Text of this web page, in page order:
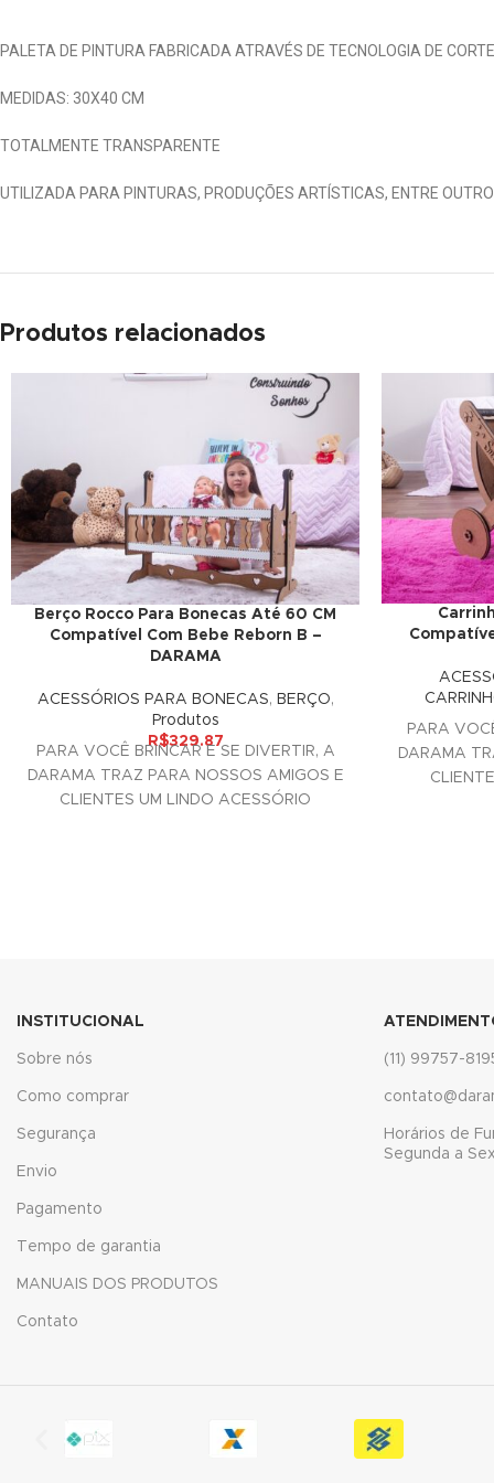
satın al
satın al
panel
panel
panel
panel
panel
panel
panel
panel
Panel
PALETA DE PINTURA FABRICADA ATRAVÉS DE TECNOLOGIA DE
MEDIDAS: 30X40 CM
TOTALMENTE TRANSPARENTE
UTILIZADA PARA PINTURAS, PRODUÇÕES ARTÍSTICAS, ENTRE
Produtos relacionados
Berço Rocco Para Bonecas Até 60 CM
Compatível Com Bebe Reborn B –
DARAMA
ACESSÓRIOS PARA BONECAS, BERÇO,
Produtos
R$329.87
PARA VOCÊ BRINCAR E SE DIVERTIR, A
DARAMA TRAZ PARA NOSSOS AMIGOS E
CLIENTES UM LINDO ACESSÓRIO
PARA
DARAMA
INSTITUCIONAL
Sobre nós
Como comprar
Segurança
Envio
Pagamento
Tempo de garantia
MANUAIS DOS PRODUTOS
Contato
(11) 99757-
Horários de
Segunda a